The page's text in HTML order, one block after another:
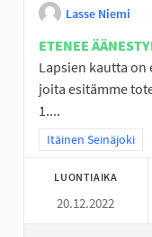
Lasse Niemi
ETENEE
Lapsien kautta on
joita esitämme
1....
Rajaa tulokset
Itäinen Seinäjoki
LUONTIAIKA
20.12.2022